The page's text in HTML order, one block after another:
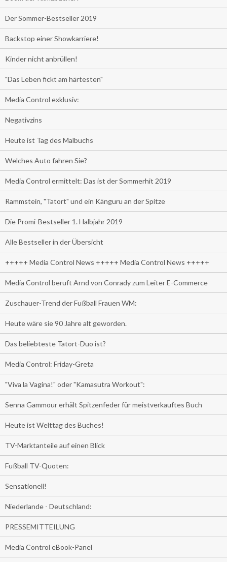
Der Sommer-Bestseller 2019
Backstop einer Showkarriere!
Kinder nicht anbrüllen!
"Das Leben fickt am härtesten"
Media Control exklusiv:
Negativzins
Heute ist Tag des Malbuchs
Welches Auto fahren Sie?
Media Control ermittelt: Das ist der Sommerhit 2019
Rammstein, "Tatort" und ein Känguru an der Spitze
Die Promi-Bestseller 1. Halbjahr 2019
Alle Bestseller in der Übersicht
+++++ Media Control News +++++ Media Control News +++++
Media Control beruft Arnd von Conrady zum Leiter E-Commerce
Zuschauer-Trend der Fußball Frauen WM:
Heute wäre sie 90 Jahre alt geworden.
Das beliebteste Tatort-Duo ist?
Media Control: Friday-Greta
"Viva la Vagina!" oder "Kamasutra Workout":
Senna Gammour erhält Spitzenfeder für meistverkauftes Buch
Heute ist Welttag des Buches!
TV-Marktanteile auf einen Blick
Fußball TV-Quoten:
Sensationell!
Niederlande - Deutschland:
PRESSEMITTEILUNG
Media Control eBook-Panel